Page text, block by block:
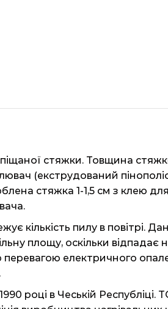
стяжки. Товщина
(екструдований
стяжка 1-1,5 см з клею
кількість пилу в повітрі.
площу, оскільки відпадає
електричного
році в Чеській